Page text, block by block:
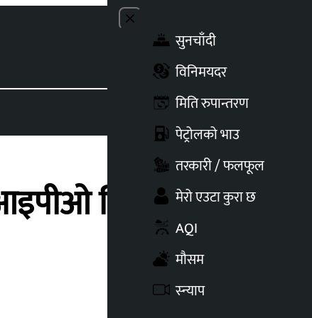
Close menu
सुनचाँदी
विनिमयदर
मिति रुपान्तरण
पेट्रोलको भाउ
तरकारी / फलफूल
मेरो एउटा कुरा छ
AQI
मौसम
स्न्याप
बिक्री गर्ने,